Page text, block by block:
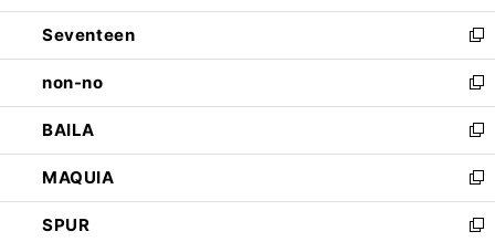
開
く
ウ
で
開
く
ン
ド
ウ
で
開
く
Seventeen
新
し
い
ウ
ィ
ン
ド
ウ
で
non-no
新
し
い
ウ
ィ
ン
ド
BAILA
新
し
い
ウ
ィ
MAQUIA
新
し
い
SPUR
新